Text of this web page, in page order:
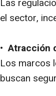
Las
el sector,
•Atracción
Los marcos
buscan